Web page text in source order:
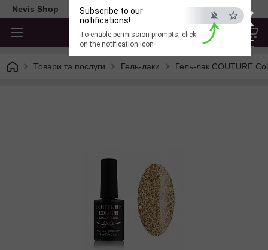
×
ESC
Subscribe to our
notifications!
To enable permission prompts, click
on the notification icon
Nevis Shop
Товари та послуги Гель-лаки Гель-лак COUTURE